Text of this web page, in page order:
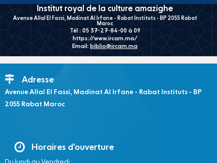
Institut royal de la culture amazighe
Avenue Allal El Fassi, Madinat Al Irfane - Rabat Instituts - BP 2055 Rabat
Maroc
Tél : 05 37-27-84-00 à 09
https://www.ircam.ma/
Email: biblio@ircam.ma
Adresse
Avenue Allal El Fassi, Madinat Al Irfane - Rabat Instituts - BP
2055 Rabat Maroc
Horaires d'ouverture